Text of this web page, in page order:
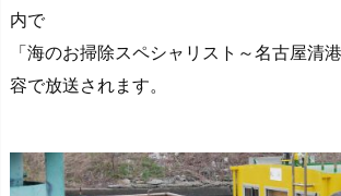
内で
「海のお掃除スペシャリスト～名古屋清
容で放送されます。